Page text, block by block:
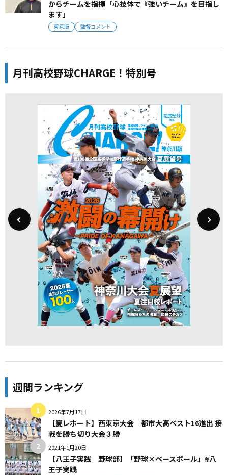
からチームを指揮「心技体で『強いチーム』を目指し
ます」
東京版 監督コメント
月刊高校野球CHARGE！特別号
週間ランキング
2026年7月17日
【夏レポート】西東京大会 都市大高ベスト16進出 接
戦を勝ち切り大会３勝
2021年1月20日
【八王子実践 野球部】「野球×ベースボール」#八
王子実践